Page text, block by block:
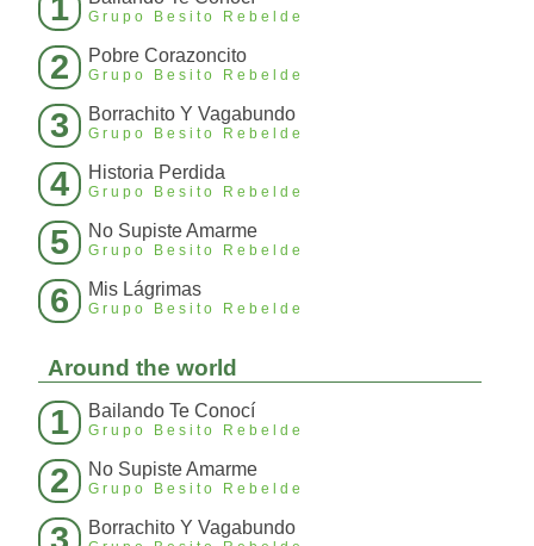
1 Grupo Besito Rebelde
2 Pobre Corazoncito
Grupo Besito Rebelde
3 Borrachito Y Vagabundo
Grupo Besito Rebelde
4 Historia Perdida
Grupo Besito Rebelde
5 No Supiste Amarme
Grupo Besito Rebelde
6 Mis Lágrimas
Grupo Besito Rebelde
Around the world
1 Bailando Te Conocí
Grupo Besito Rebelde
2 No Supiste Amarme
Grupo Besito Rebelde
Borrachito Y Vagabundo